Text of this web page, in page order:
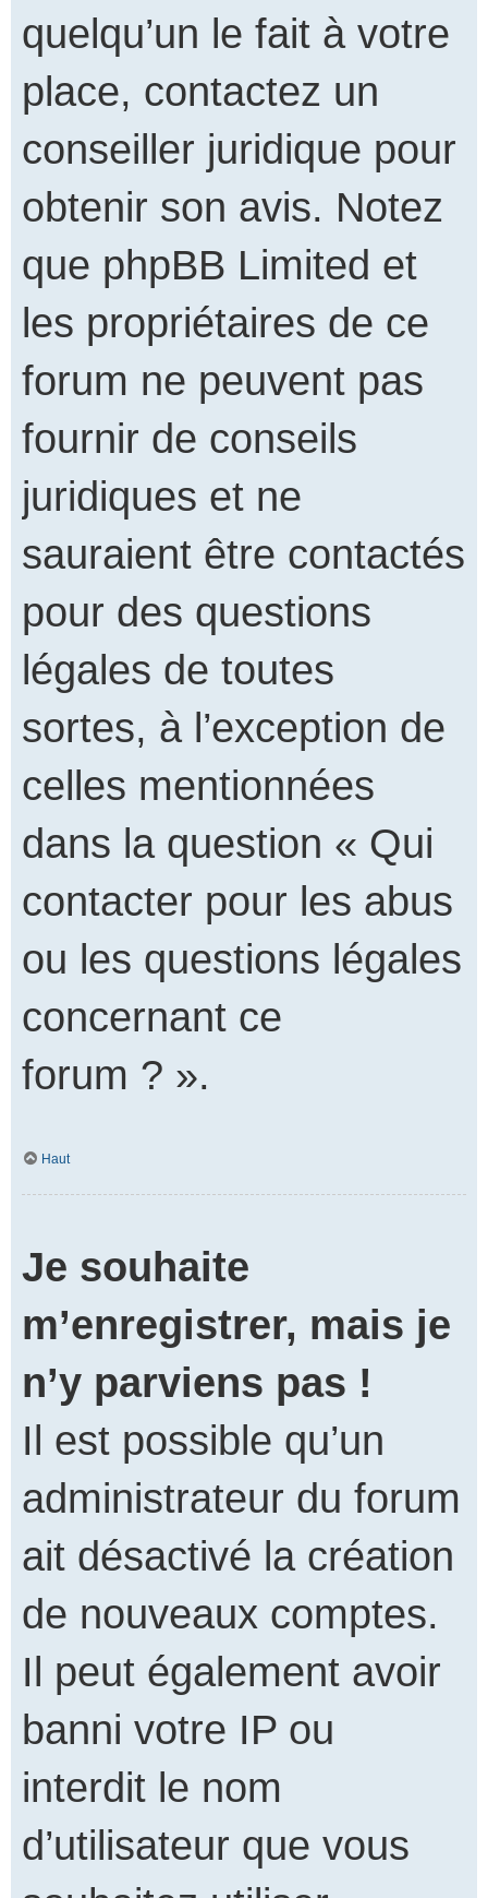
quelqu’un le fait à votre
place, contactez un
conseiller juridique pour
obtenir son avis. Notez
que phpBB Limited et
les propriétaires de ce
forum ne peuvent pas
fournir de conseils
juridiques et ne
sauraient être contactés
pour des questions
légales de toutes
sortes, à l’exception de
celles mentionnées
dans la question « Qui
contacter pour les abus
ou les questions légales
concernant ce
forum ? ».
Haut
Je souhaite
m’enregistrer, mais je
n’y parviens pas !
Il est possible qu’un
administrateur du forum
ait désactivé la création
de nouveaux comptes.
Il peut également avoir
banni votre IP ou
interdit le nom
d’utilisateur que vous